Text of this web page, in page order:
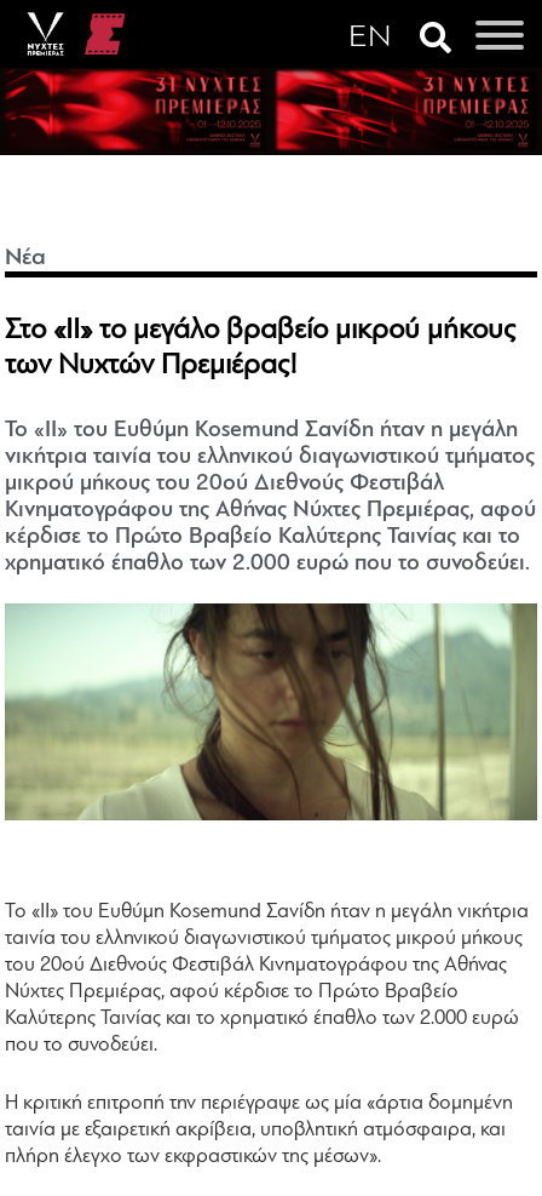
Νέα
Στο «II» το μεγάλο βραβείο μικρού μήκους
των Νυχτών Πρεμιέρας!
To «ΙΙ» του Ευθύμη Kosemund Σανίδη ήταν η μεγάλη
νικήτρια ταινία του ελληνικού διαγωνιστικού τμήματος
μικρού μήκους του 20ού Διεθνούς Φεστιβάλ
Κινηματογράφου της Αθήνας Νύχτες Πρεμιέρας, αφού
κέρδισε το Πρώτο Βραβείο Καλύτερης Ταινίας και το
χρηματικό έπαθλο των 2.000 ευρώ που το συνοδεύει.
To «ΙΙ» του Ευθύμη Kosemund Σανίδη ήταν η μεγάλη νικήτρια
ταινία του ελληνικού διαγωνιστικού τμήματος μικρού μήκους
του 20ού Διεθνούς Φεστιβάλ Κινηματογράφου της Αθήνας
Νύχτες Πρεμιέρας, αφού κέρδισε το Πρώτο Βραβείο
Καλύτερης Ταινίας και το χρηματικό έπαθλο των 2.000 ευρώ
που το συνοδεύει.
Η κριτική επιτροπή την περιέγραψε ως μία «άρτια δομημένη
ταινία με εξαιρετική ακρίβεια, υποβλητική ατμόσφαιρα, και
πλήρη έλεγχο των εκφραστικών της μέσων».